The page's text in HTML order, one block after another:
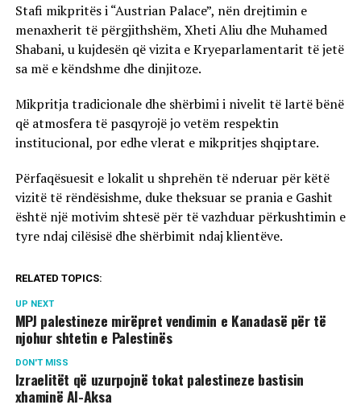
Stafi mikpritës i “Austrian Palace”, nën drejtimin e
menaxherit të përgjithshëm, Xheti Aliu dhe Muhamed
Shabani, u kujdesën që vizita e Kryeparlamentarit të jetë
sa më e këndshme dhe dinjitoze.
Mikpritja tradicionale dhe shërbimi i nivelit të lartë bënë
që atmosfera të pasqyrojë jo vetëm respektin
institucional, por edhe vlerat e mikpritjes shqiptare.
Përfaqësuesit e lokalit u shprehën të nderuar për këtë
vizitë të rëndësishme, duke theksuar se prania e Gashit
është një motivim shtesë për të vazhduar përkushtimin e
tyre ndaj cilësisë dhe shërbimit ndaj klientëve.
RELATED TOPICS:
UP NEXT
MPJ palestineze mirëpret vendimin e Kanadasë për të
njohur shtetin e Palestinës
DON'T MISS
Izraelitët që uzurpojnë tokat palestineze bastisin
xhaminë Al-Aksa